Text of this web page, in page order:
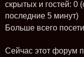
скрытых и гостей: 0
последние 5 минут)
Больше всего
Сейчас этот форум